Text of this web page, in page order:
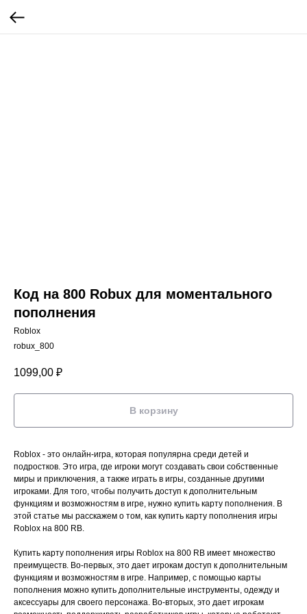
Код на 800 Robux для моментального
пополнения
Roblox
robux_800
1099,00 ₽
В корзину
Roblox - это онлайн-игра, которая популярна среди детей и
подростков. Это игра, где игроки могут создавать свои собственные
миры и приключения, а также играть в игры, созданные другими
игроками. Для того, чтобы получить доступ к дополнительным
функциям и возможностям в игре, нужно купить карту пополнения. В
этой статье мы расскажем о том, как купить карту пополнения игры
Roblox на 800 RB.
Купить карту пополнения игры Roblox на 800 RB имеет множество
преимуществ. Во-первых, это дает игрокам доступ к дополнительным
функциям и возможностям в игре. Например, с помощью карты
пополнения можно купить дополнительные инструменты, одежду и
аксессуары для своего персонажа. Во-вторых, это дает игрокам